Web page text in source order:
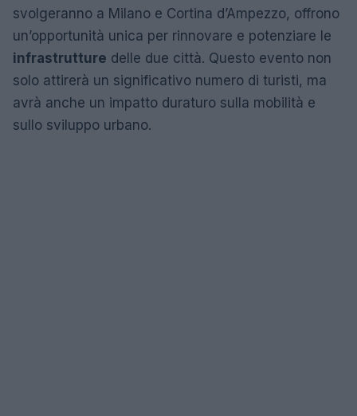
svolgeranno a Milano e Cortina d’Ampezzo, offrono
un’opportunità unica per rinnovare e potenziare le
infrastrutture delle due città. Questo evento non
solo attirerà un significativo numero di turisti, ma
avrà anche un impatto duraturo sulla mobilità e
sullo sviluppo urbano.